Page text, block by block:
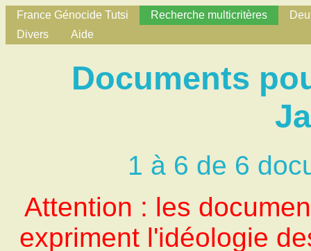
France Génocide Tutsi Recherche multicritères
Divers
Aide
Documents
1 à 6 de 6
Attention : les
expriment l'idéologie